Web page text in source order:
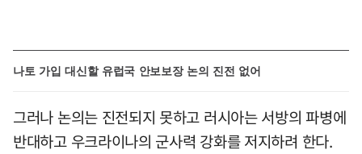
나토 가입 대신할 유럽국 안보보장 논의 진전 없어
그러나 논의는 진전되지 못하고 러시아는 서방의 파병에
반대하고 우크라이나의 군사력 강화를 저지하려 한다.